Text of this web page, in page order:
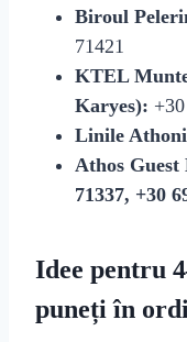
Biroul
71421
KTEL
Karyes):
Linile
Athos Guest
71337, +30
Idee pentru
puneți în